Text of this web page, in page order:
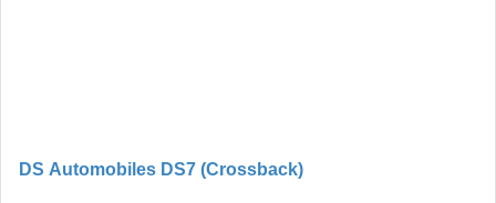
DS Automobiles DS7 (Crossback)